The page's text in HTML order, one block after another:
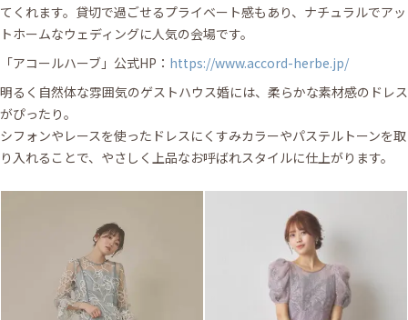
てくれます。貸切で過ごせるプライベート感もあり、ナチュラルでアッ
トホームなウェディングに人気の会場です。
「アコールハーブ」公式HP： https://www.accord-herbe.jp/
明るく自然体な雰囲気のゲストハウス婚には、柔らかな素材感のドレス
がぴったり。
シフォンやレースを使ったドレスにくすみカラーやパステルトーンを取
り入れることで、やさしく上品なお呼ばれスタイルに仕上がります。